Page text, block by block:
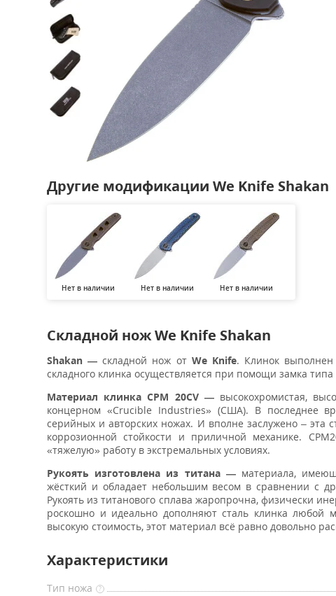
Другие модификации We Knife Shakan
Нет в наличии Нет в наличии Нет в наличии
Складной нож We Knife Shakan
Shakan — складной нож от We Knife. Клинок
складного клинка осуществляется при помощи замка
Материал клинка CPM 20CV — высокохромистая,
концерном «Crucible Industries» (США). В последнее
серийных и авторских ножах. И вполне заслужено – эта
коррозионной стойкости и приличной механике.
«тяжелую» работу в экстремальных условиях.
Рукоять изготовлена из титана —материала,
жёсткий и обладает небольшим весом в сравнении с
Рукоять из титанового сплава жаропрочна, физически
роскошно и идеально дополняют сталь клинка любой
высокую стоимость, этот материал всё равно довольно
Характеристики
Тип ножа ?